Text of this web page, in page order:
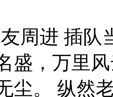
周进 插
盛，万里
尘。 纵然